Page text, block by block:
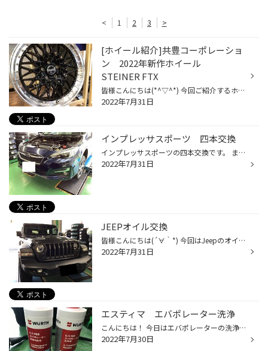
< 1 2 3 >
[ホイール紹介]共豊コーポレーショ
ン 2022年新作ホイール
STEINER FTX
皆様こんにちは(*^▽^*) 今回ご紹介するホイールは共豊コーポレーション様から今年発売された STEINER FTX (シュタイナー エフティーエックス)です♪ カラーは黒とシルバーのツートンで昔ながらのメッシュ形状がとても良いカッコいいですね(・Д・)ｳｯﾄﾘ 更に少しですがディープ形状になっている為立体...
2022年7月31日
インプレッサスポーツ 四本交換
インプレッサスポーツの四本交換です。 まずは交換するタイヤの状態を確認します。 かなりのひび割れが見られました。 交換していきます。 今回交換するタイヤはこちらです。 今回はこちらのレグノ GR-XⅡです。 タイヤを組み替えて車に取り付けていきます。 ワックスを塗布して今回の作業は終了です。
2022年7月31日
JEEPオイル交換
皆様こんにちは(´∀｀*) 今回はJeepのオイル交換をしていきます♪ 早速オイルを抜きに車下へ… デカイ…オイルパンが普通の車に比べて大きくてビックリ… そんな事はさておきオイルを抜いていきます オイルが6ℓ入っているから当たり前なんですけどなかなか抜けきらない！ そしてこのお車に入れるオイルは...
2022年7月31日
エスティマ エバポレーター洗浄
こんにちは！ 今日はエバポレーターの洗浄をご紹介します。 今回洗浄する車種はエスティマです。 この液剤を使用して洗浄と除菌消臭していきます。 この機械に液剤を装着します。 ここから液剤を噴射します。 作業はエアコンフィルターの下にファンがあります。 この黒い部品です。 ここを取り外し...
2022年7月30日